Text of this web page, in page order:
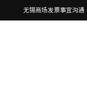
无锡商场发票事宜沟通